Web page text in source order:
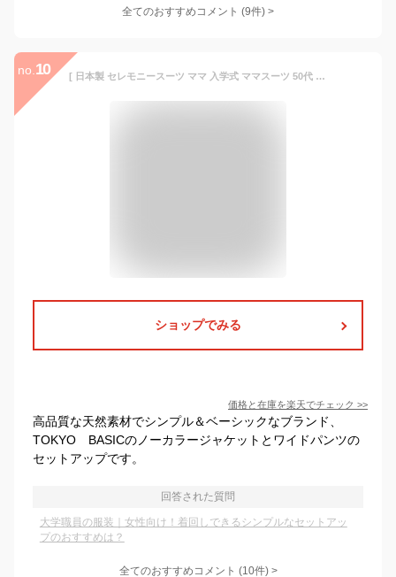
全てのおすすめコメント (9件) >
no. 10 [ 日本製 セレモニースーツ ママ 入学式 ママスーツ 50代 40代 ] 圧縮ウール100% こなれジャケット + ワイドパンツ 2点セット / 卒業式 オシャレ パンツスーツ フォーマル 大きいサイズ セットアップ 母
ショップでみる
価格と在庫を楽天でチェック >>
高品質な天然素材でシンプル＆ベーシックなブランド、
TOKYO BASICのノーカラージャケットとワイドパンツの
セットアップです。
回答された質問
大学職員の服装｜女性向け！着回しできるシンプルなセットアッ
プのおすすめは？
全てのおすすめコメント (10件) >